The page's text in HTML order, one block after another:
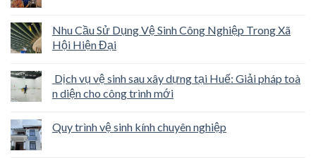
Nhu Cầu Sử Dụng Vệ Sinh Công Nghiệp Trong Xã
Hội Hiện Đại
Dịch vụ vệ sinh sau xây dựng tại Huế: Giải pháp toà
n diện cho công trình mới
Quy trình vệ sinh kính chuyên nghiệp